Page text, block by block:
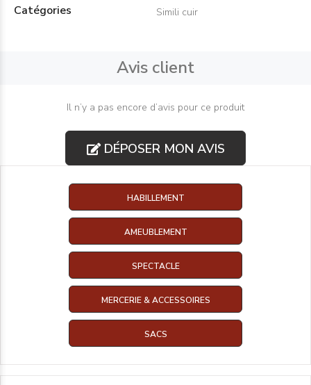
Catégories Simili cuir
Avis client
Il n’y a pas encore d’avis pour ce produit
DÉPOSER MON AVIS
HABILLEMENT
AMEUBLEMENT
SPECTACLE
MERCERIE & ACCESSOIRES
SACS